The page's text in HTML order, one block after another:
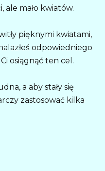
ale mało kwiatów.
pięknymi kwiatami,
odpowiedniego
osiągnąć ten cel.
a aby stały się
zastosować kilka